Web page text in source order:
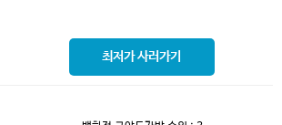
최저가 사러가기